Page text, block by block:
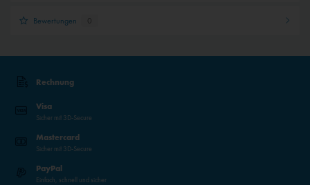
Bewertungen 0
Rechnung
Visa
Sicher mit 3D-Secure
Mastercard
Sicher mit 3D-Secure
PayPal
Einfach, schnell und sicher